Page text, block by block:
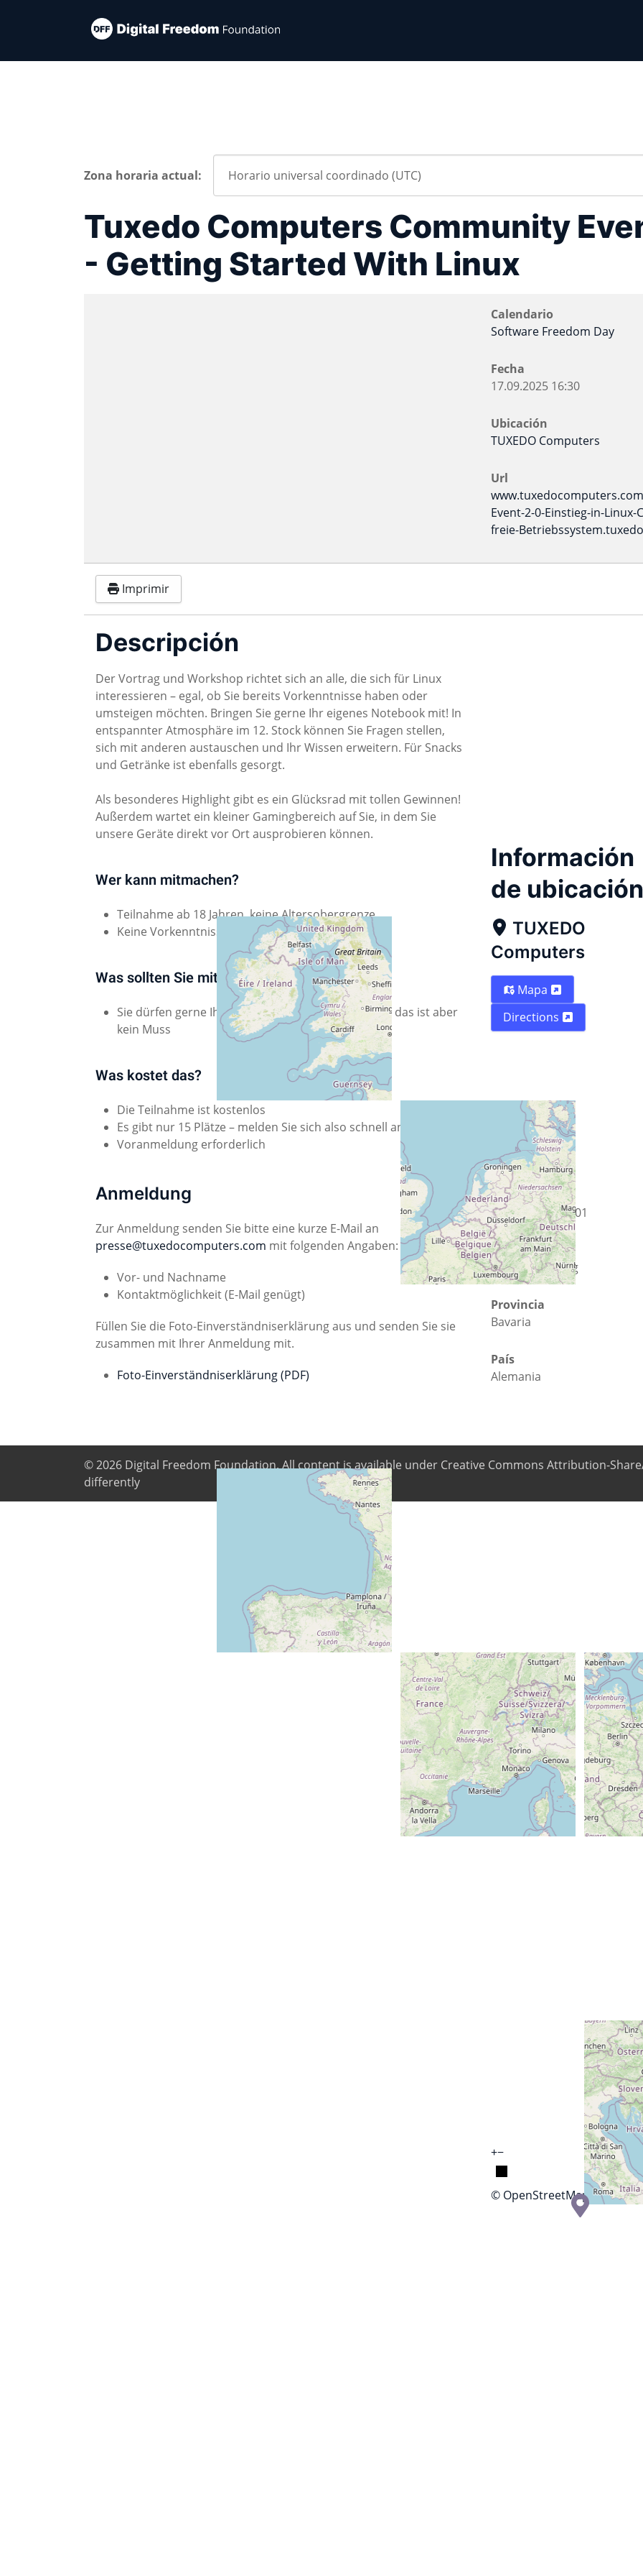
Zona horaria actual:
Tuxedo Computers Community
- Getting Started With Linux
Calendario
Software Freedom Day
Fecha
17.09.2025 16:30
Ubicación
TUXEDO Computers
Url
Event-2-0-Einstieg-in-Linux-
freie-Betriebssystem.tuxedo
Imprimir
Descripción
Der Vortrag und Workshop richtet sich an alle, die sich für Linux
interessieren – egal, ob Sie bereits Vorkenntnisse haben oder
umsteigen möchten. Bringen Sie gerne Ihr eigenes Notebook mit! In
entspannter Atmosphäre im 12. Stock können Sie Fragen stellen,
sich mit anderen austauschen und Ihr Wissen erweitern. Für Snacks
und Getränke ist ebenfalls gesorgt.
Als besonderes Highlight gibt es ein Glücksrad mit tollen Gewinnen!
Außerdem wartet ein kleiner Gamingbereich auf Sie, in dem Sie
unsere Geräte direkt vor Ort ausprobieren können.
Wer kann mitmachen?
Teilnahme ab 18 Jahren, keine Altersobergrenze
Keine Vorkenntnisse notwendig
Was sollten Sie mitbringen?
Sie dürfen gerne Ihr eigenes Notebook mitbringen, das ist aber
kein Muss
Was kostet das?
Die Teilnahme ist kostenlos
Es gibt nur 15 Plätze – melden Sie sich also schnell an!
Voranmeldung erforderlich
Anmeldung
Zur Anmeldung senden Sie bitte eine kurze E-Mail an
presse@tuxedocomputers.com mit folgenden Angaben:
Vor- und Nachname
Kontaktmöglichkeit (E-Mail genügt)
Füllen Sie die Foto-Einverständniserklärung aus und senden Sie sie
zusammen mit Ihrer Anmeldung mit.
Foto-Einverständniserklärung (PDF)
Información
de ubicación
TUXEDO
Computers
Mapa
Directions
+−
© OpenStreetMap
Calle
Alter Postweg 101
Ciudad
86159 Augsburg
Provincia
Bavaria
País
Alemania
© 2026 Digital Freedom Foundation. All content is available under Creative Commons Attribution-
differently